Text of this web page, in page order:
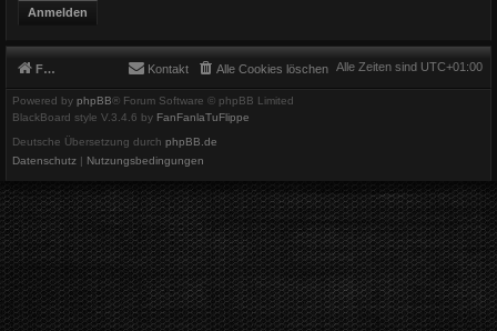
Foren-Übersicht Alle Zeiten sind UTC+01:00
Alle Cookies löschen
Kontakt
Powered by phpBB® Forum Software © phpBB Limited
BlackBoard style V.3.4.6 by FanFanlaTuFlippe
Deutsche Übersetzung durch phpBB.de
Datenschutz | Nutzungsbedingungen